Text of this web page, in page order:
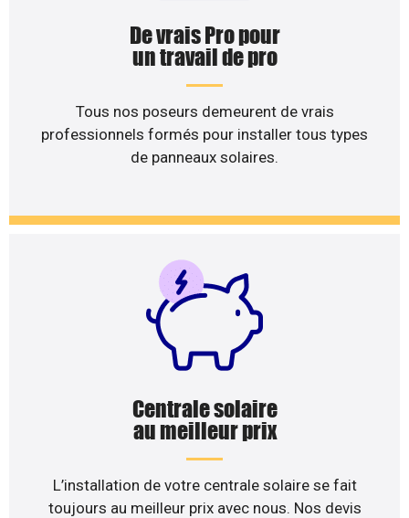
De vrais Pro pour
un travail de pro
Tous nos poseurs demeurent de vrais
professionnels formés pour installer tous types
de panneaux solaires.
Centrale solaire
au meilleur prix
L’installation de votre centrale solaire se fait
toujours au meilleur prix avec nous. Nos devis